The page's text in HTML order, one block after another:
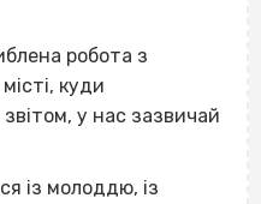
робота з
куди
у нас зазвичай
із молоддю, із